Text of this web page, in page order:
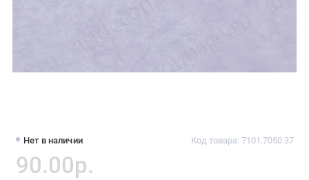
Нет в наличии Код товара: 7101.7050.37
90.00р.